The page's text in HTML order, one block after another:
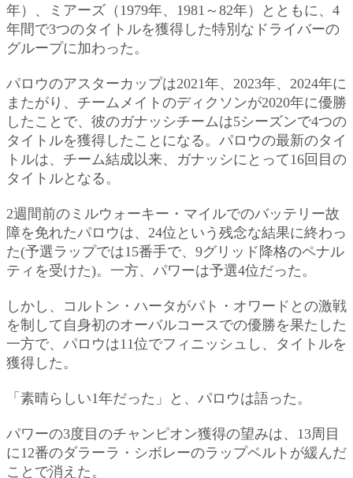
年）、ミアーズ（1979年、1981～82年）とともに、4
年間で3つのタイトルを獲得した特別なドライバーの
グループに加わった。
パロウのアスターカップは2021年、2023年、2024年に
またがり、チームメイトのディクソンが2020年に優勝
したことで、彼のガナッシチームは5シーズンで4つの
タイトルを獲得したことになる。パロウの最新のタイ
トルは、チーム結成以来、ガナッシにとって16回目の
タイトルとなる。
2週間前のミルウォーキー・マイルでのバッテリー故
障を免れたパロウは、24位という残念な結果に終わっ
た(予選ラップでは15番手で、9グリッド降格のペナル
ティを受けた)。一方、パワーは予選4位だった。
しかし、コルトン・ハータがパト・オワードとの激戦
を制して自身初のオーバルコースでの優勝を果たした
一方で、パロウは11位でフィニッシュし、タイトルを
獲得した。
「素晴らしい1年だった」と、パロウは語った。
パワーの3度目のチャンピオン獲得の望みは、13周目
に12番のダラーラ・シボレーのラップベルトが緩んだ
ことで消えた。